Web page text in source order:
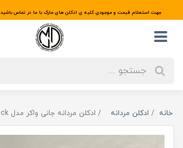
جهت استعلام قیمت و موجودی کلیه ی ادکلن های مارک با ما در تماس باشید
خانه ادکلن مردانه ادکلن مردانه جانی واکر مدل Black | جانی واکر بلک